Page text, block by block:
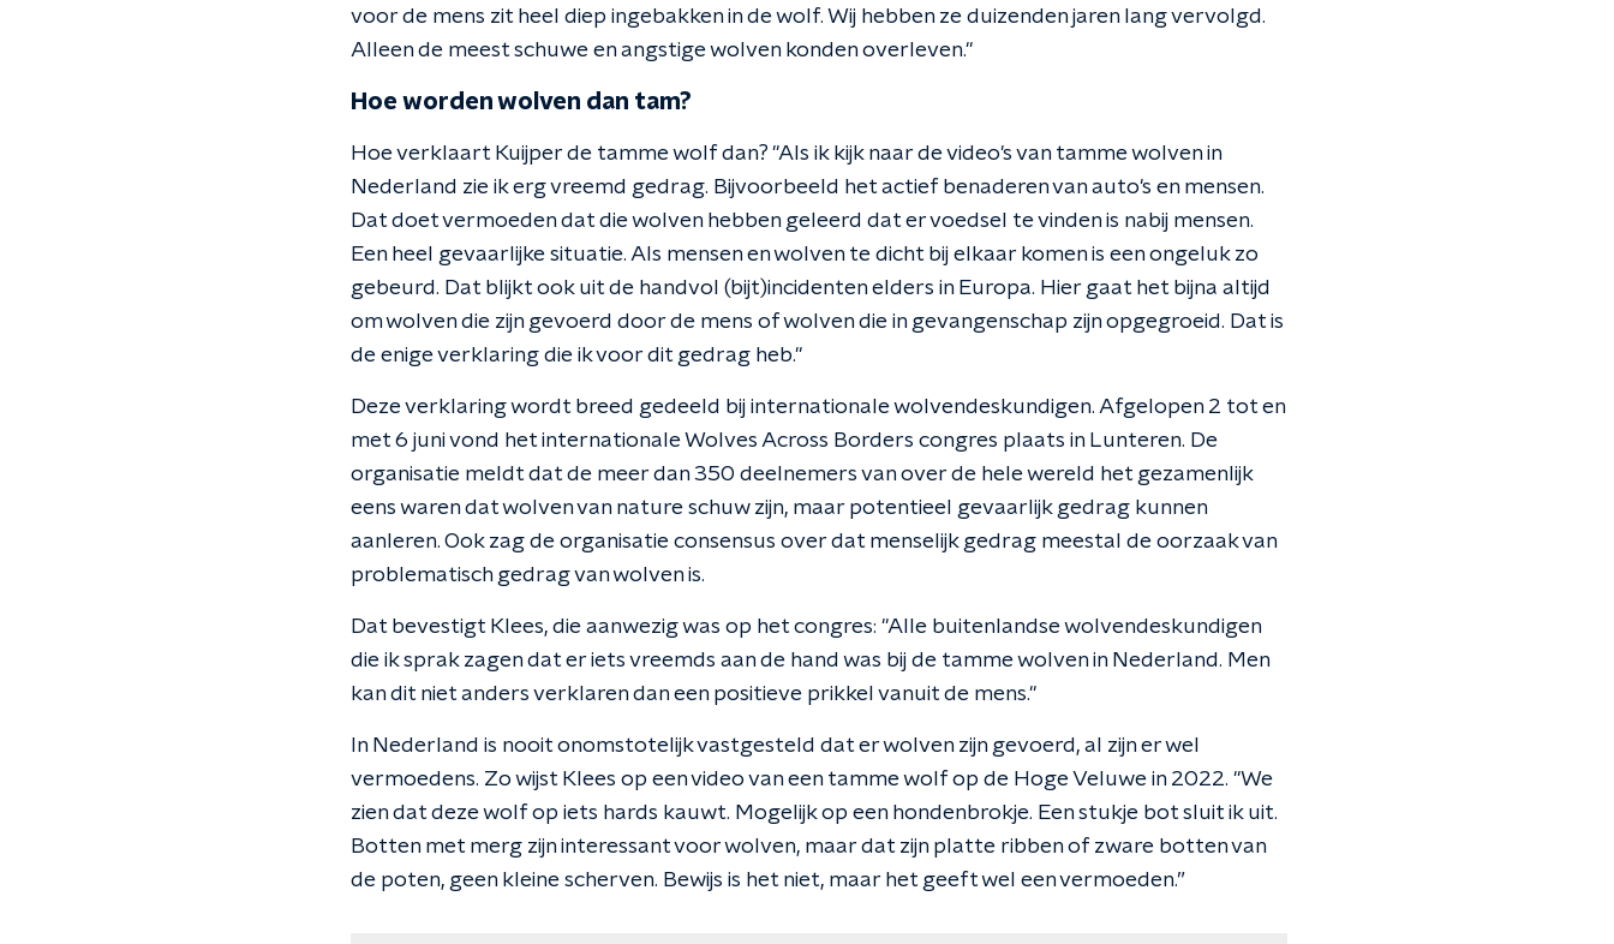
voor de mens zit heel diep ingebakken in de wolf. Wij hebben ze duizenden jaren lang vervolgd.
Alleen de meest schuwe en angstige wolven konden overleven."
Hoe worden wolven dan tam?
Hoe verklaart Kuijper de tamme wolf dan? "Als ik kijk naar de video's van tamme wolven in
Nederland zie ik erg vreemd gedrag. Bijvoorbeeld het actief benaderen van auto's en mensen.
Dat doet vermoeden dat die wolven hebben geleerd dat er voedsel te vinden is nabij mensen.
Een heel gevaarlijke situatie. Als mensen en wolven te dicht bij elkaar komen is een ongeluk zo
gebeurd. Dat blijkt ook uit de handvol (bijt)incidenten elders in Europa. Hier gaat het bijna altijd
om wolven die zijn gevoerd door de mens of wolven die in gevangenschap zijn opgegroeid. Dat is
de enige verklaring die ik voor dit gedrag heb."
Deze verklaring wordt breed gedeeld bij internationale wolvendeskundigen. Afgelopen 2 tot en
met 6 juni vond het internationale Wolves Across Borders congres plaats in Lunteren. De
organisatie meldt dat de meer dan 350 deelnemers van over de hele wereld het gezamenlijk
eens waren dat wolven van nature schuw zijn, maar potentieel gevaarlijk gedrag kunnen
aanleren. Ook zag de organisatie consensus over dat menselijk gedrag meestal de oorzaak van
problematisch gedrag van wolven is.
Dat bevestigt Klees, die aanwezig was op het congres: "Alle buitenlandse wolvendeskundigen
die ik sprak zagen dat er iets vreemds aan de hand was bij de tamme wolven in Nederland. Men
kan dit niet anders verklaren dan een positieve prikkel vanuit de mens."
In Nederland is nooit onomstotelijk vastgesteld dat er wolven zijn gevoerd, al zijn er wel
vermoedens. Zo wijst Klees op een video van een tamme wolf op de Hoge Veluwe in 2022. "We
zien dat deze wolf op iets hards kauwt. Mogelijk op een hondenbrokje. Een stukje bot sluit ik uit.
Botten met merg zijn interessant voor wolven, maar dat zijn platte ribben of zware botten van
de poten, geen kleine scherven. Bewijs is het niet, maar het geeft wel een vermoeden.”